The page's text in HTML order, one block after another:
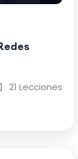
21 Lecciones